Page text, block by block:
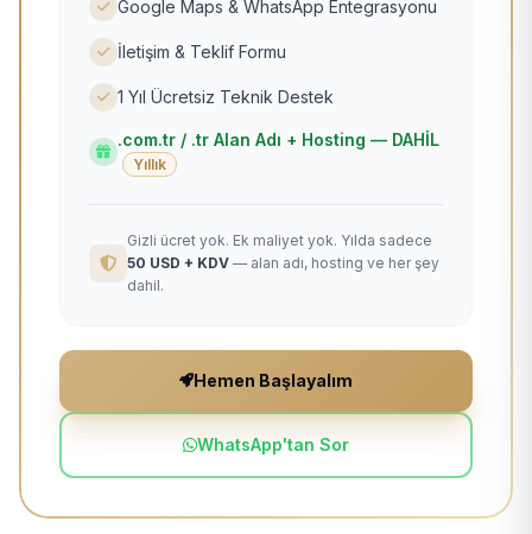
Google Maps & WhatsApp Entegrasyonu
İletişim & Teklif Formu
1 Yıl Ücretsiz Teknik Destek
.com.tr / .tr Alan Adı + Hosting — DAHİL
Yıllık
Gizli ücret yok. Ek maliyet yok. Yılda sadece
50 USD + KDV — alan adı, hosting ve her şey
dahil.
Hemen Başlayalım
WhatsApp'tan Sor